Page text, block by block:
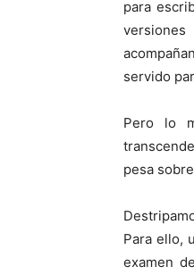
para
servido
Pero lo
pesa
Para ello,
examen